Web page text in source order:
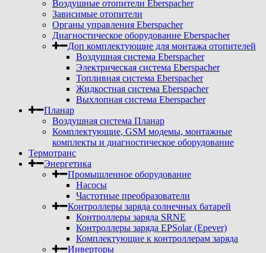
Воздушные отопители Eberspacher
Зависимые отопители
Органы управления Eberspacher
Диагностическое оборудование Eberspacher
Доп комплектующие для монтажа отопителей
Воздушная система Eberspacher
Электрическая система Eberspacher
Топливная система Eberspacher
Жидкостная система Eberspacher
Выхлопная система Eberspacher
Планар
Воздушная система Планар
Комплектующие, GSM модемы, монтажные
комплекты и диагностическое оборудование
Термотранс
Энергетика
Промышленное оборудование
Насосы
Частотные преобразователи
Контроллеры заряда солнечных батарей
Контроллеры заряда SRNE
Контроллеры заряда EPSolar (Epever)
Комплектующие к контроллерам заряда
Инверторы